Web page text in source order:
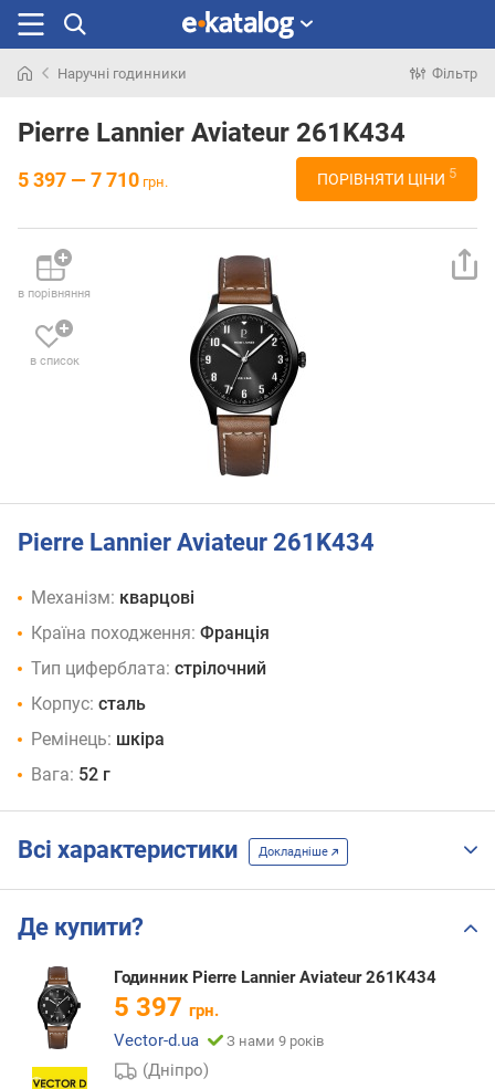
раніше
Наручні годинники Фільтр
Pierre Lannier Aviateur 261K434
5 397 — 7 710 грн. ПОРІВНЯТИ ЦІНИ 5
в порівняння
в список
Pierre Lannier Aviateur 261K434
Механізм: кварцові
Країна походження: Франція
Тип циферблата: стрілочний
Корпус: сталь
Ремінець: шкіра
Вага: 52 г
Всі характеристики Докладніше
Де купити?
Годинник Pierre Lannier Aviateur 261K434
5 397 грн.
Vector-d.ua
З нами 9 років
(Дніпро)